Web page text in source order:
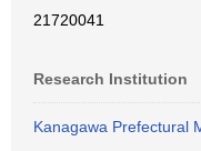
21720041
Research Institution
Kanagawa Prefectural